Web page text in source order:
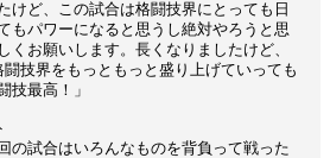
ど、この試合は格闘技界にとっても日
もパワーになると思うし絶対やろうと思
くお願いします。長くなりましたけど、
技界をもっともっと盛り上げていっても
技最高！」
の試合はいろんなものを背負って戦った